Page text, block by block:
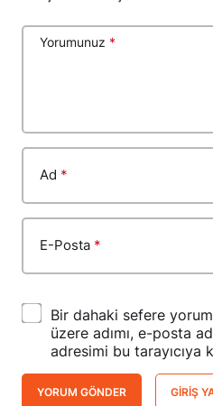
Yorumunuz *
Ad *
E-Posta *
Bir dahaki sefere
üzere adımı, e-posta
adresimi bu tarayıcıya
YORUM GÖNDER GIRIŞ